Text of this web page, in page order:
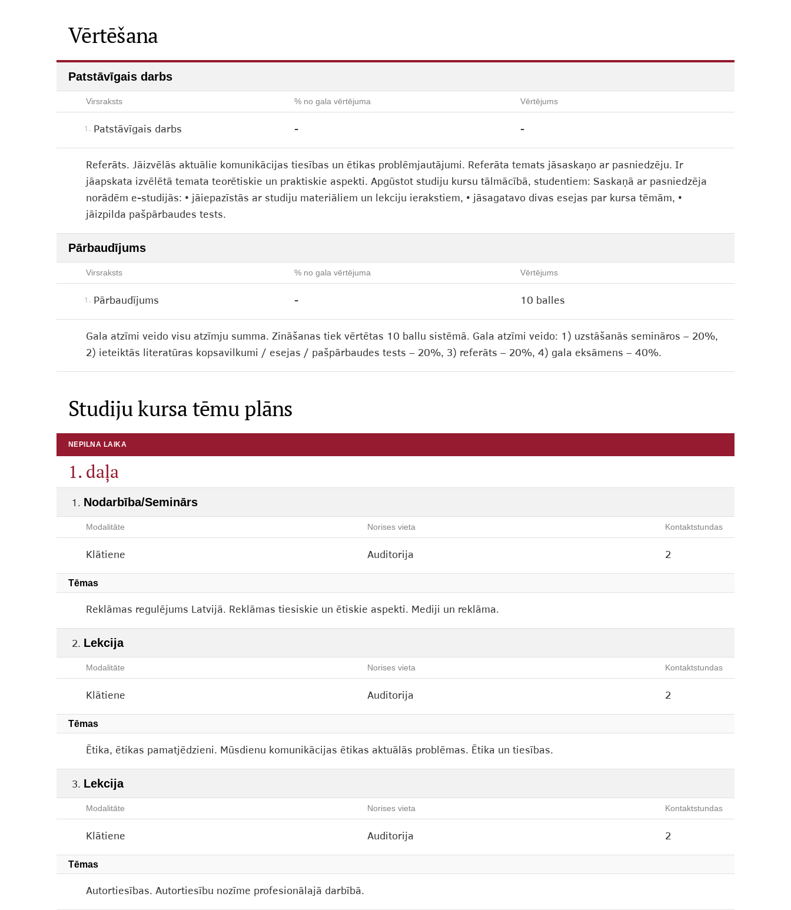
Vērtēšana
Patstāvīgais darbs
Virsraksts % no gala vērtējuma Vērtējums
1. Patstāvīgais darbs - -
Referāts. Jāizvēlās aktuālie komunikācijas tiesības un ētikas problēmjautājumi. Referāta temats jāsaskaņo ar pasniedzēju. Ir
jāapskata izvēlētā temata teorētiskie un praktiskie aspekti. Apgūstot studiju kursu tālmācībā, studentiem: Saskaņā ar pasniedzēja
norādēm e-studijās: • jāiepazīstās ar studiju materiāliem un lekciju ierakstiem, • jāsagatavo divas esejas par kursa tēmām, •
jāizpilda pašpārbaudes tests.
Pārbaudījums
Virsraksts % no gala vērtējuma Vērtējums
1. Pārbaudījums - 10 balles
Gala atzīmi veido visu atzīmju summa. Zināšanas tiek vērtētas 10 ballu sistēmā. Gala atzīmi veido: 1) uzstāšanās semināros – 20%,
2) ieteiktās literatūras kopsavilkumi / esejas / pašpārbaudes tests – 20%, 3) referāts – 20%, 4) gala eksāmens – 40%.
Studiju kursa tēmu plāns
NEPILNA LAIKA
1. daļa
Nodarbība/Seminārs
Modalitāte Norises vieta Kontaktstundas
Klātiene Auditorija 2
Tēmas
Reklāmas regulējums Latvijā. Reklāmas tiesiskie un ētiskie aspekti. Mediji un reklāma.
Lekcija
Modalitāte Norises vieta Kontaktstundas
Klātiene Auditorija 2
Tēmas
Ētika, ētikas pamatjēdzieni. Mūsdienu komunikācijas ētikas aktuālās problēmas. Ētika un tiesības.
Lekcija
Modalitāte Norises vieta Kontaktstundas
Klātiene Auditorija 2
Tēmas
Autortiesības. Autortiesību nozīme profesionālajā darbībā.